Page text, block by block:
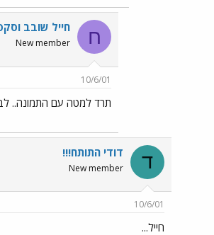
ח חייל שובב
New member
10/6/01
תרד למטה עם התמונה..
ד דודי התותח!!!
New member
10/6/01
חייל...